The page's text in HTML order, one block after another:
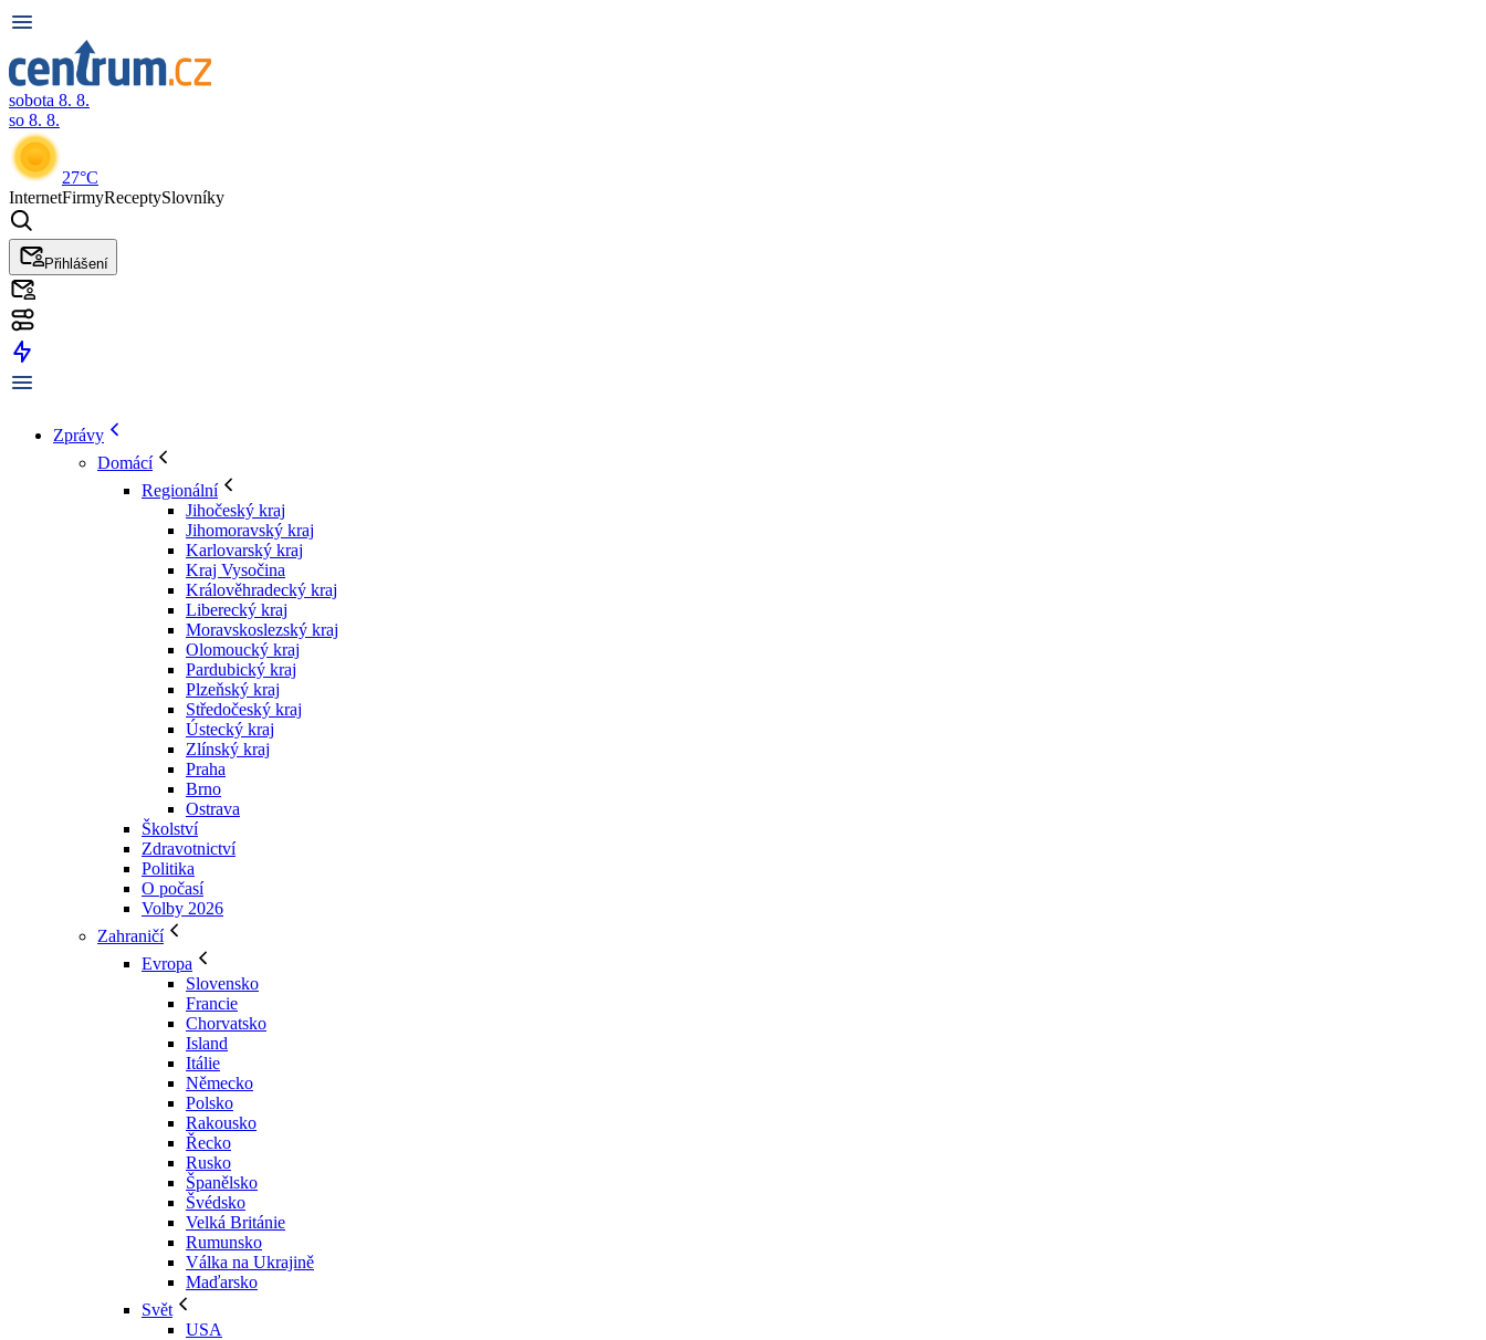
sobota 8. 8.
so 8. 8.
27°C
InternetFirmyReceptySlovníky
Přihlášení
Zprávy
Domácí
Regionální
Jihočeský kraj
Jihomoravský kraj
Karlovarský kraj
Kraj Vysočina
Králověhradecký kraj
Liberecký kraj
Moravskoslezský kraj
Olomoucký kraj
Pardubický kraj
Plzeňský kraj
Středočeský kraj
Ústecký kraj
Zlínský kraj
Praha
Brno
Ostrava
Školství
Zdravotnictví
Politika
O počasí
Volby 2026
Zahraničí
Evropa
Slovensko
Francie
Chorvatsko
Island
Itálie
Německo
Polsko
Rakousko
Řecko
Rusko
Španělsko
Švédsko
Velká Británie
Rumunsko
Válka na Ukrajině
Maďarsko
Svět
USA